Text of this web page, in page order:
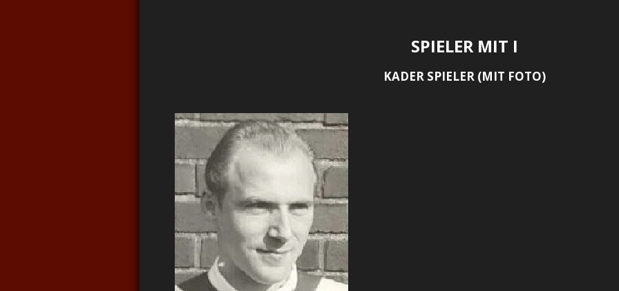
SPIELER MIT I
KADER SPIELER (MIT FOTO)